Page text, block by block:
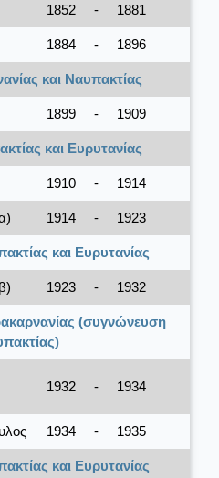
1852 - 1881
1884 - 1896
και Ναυπακτίας
1899 - 1909
και Ευρυτανίας
1910 - 1914
1914 - 1923
και Ευρυτανίας
1923 - 1932
(συγνώνευση
1932 - 1934
1934 - 1935
και Ευρυτανίας